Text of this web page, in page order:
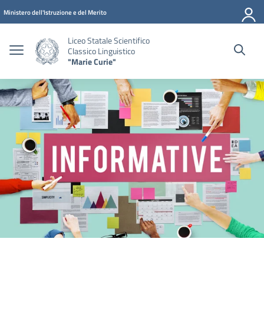
Vai ai contenuti
Vai al menu di navigazione
Vai al footer
Ministero dell'Istruzione e del Merito
Liceo Statale Scientifico
Classico Linguistico
"Marie Curie"